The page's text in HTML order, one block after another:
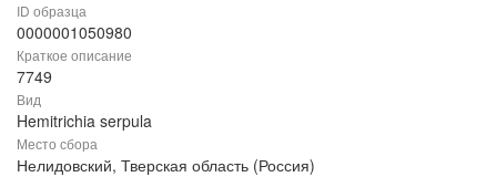
ID образца
0000001050980
Краткое описание
7749
Вид
Hemitrichia serpula
Место сбора
Нелидовский, Тверская область (Россия)